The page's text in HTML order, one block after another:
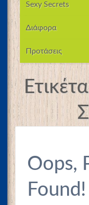
Sexy Secrets
Διάφορα
Προτάσεις
Oops,
Found!